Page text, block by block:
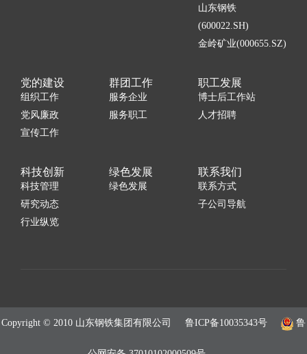
山东钢铁
(600022.SH)
金岭矿业(000655.SZ)
党的建设
组织工作
党风廉政
宣传工作
群团工作
服务企业
服务职工
职工发展
博士后工作站
人才招聘
科技创新
科技管理
研究动态
行业纵览
绿色发展
绿色发展
联系我们
联系方式
子公司导航
Copyright © 2010 山东钢铁集团有限公司 鲁ICP备10035343号 鲁